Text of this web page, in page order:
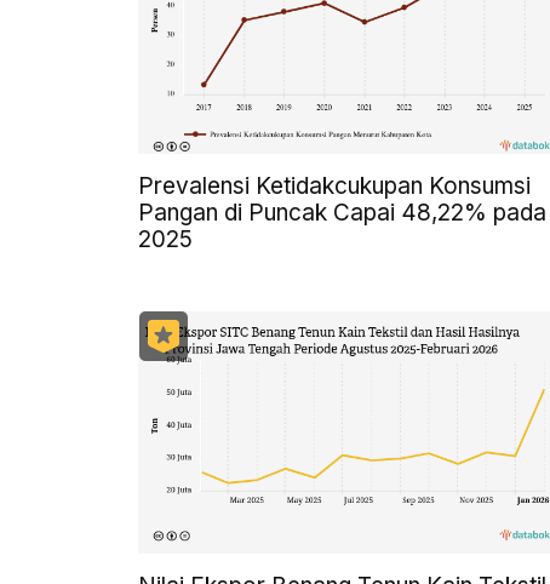
Prevalensi Ketidakcukupan Konsumsi
Pangan di Puncak Capai 48,22% pada
2025